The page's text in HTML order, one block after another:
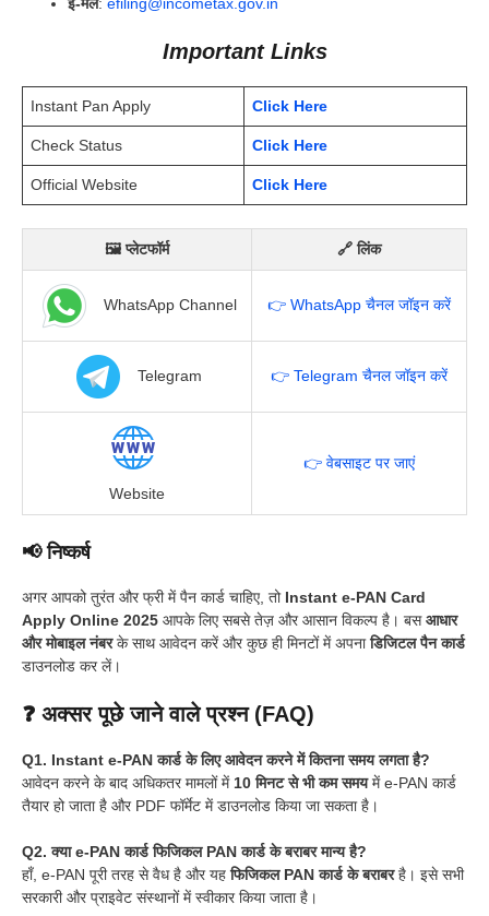
ई-मेल: efiling@incometax.gov.in
Important Links
Instant Pan Apply Click Here
Check Status Click Here
Official Website Click Here
🖼 प्लेटफॉर्म 🔗 लिंक
WhatsApp Channel 👉 WhatsApp चैनल जॉइन करें
Telegram 👉 Telegram चैनल जॉइन करें
Website
👉 वेबसाइट पर जाएं
📢 निष्कर्ष
अगर आपको तुरंत और फ्री में पैन कार्ड चाहिए, तो Instant e-PAN Card
Apply Online 2025 आपके लिए सबसे तेज़ और आसान विकल्प है। बसआधार
और मोबाइल नंबरके साथ आवेदन करें और कुछ ही मिनटों में अपनाडिजिटल पैन कार्ड
डाउनलोड कर लें।
❓ अक्सर पूछे जाने वाले प्रश्न (FAQ)
Q1. Instant e-PAN कार्ड के लिए आवेदन करने में कितना समय लगता है?
आवेदन करने के बाद अधिकतर मामलों में10 मिनट से भी कम समयमें e-PAN कार्ड
तैयार हो जाता है और PDF फॉर्मेट में डाउनलोड किया जा सकता है।
Q2. क्या e-PAN कार्ड फिजिकल PAN कार्ड के बराबर मान्य है?
हाँ, e-PAN पूरी तरह से वैध है और यहफिजिकल PAN कार्ड के बराबरहै। इसे सभी
सरकारी और प्राइवेट संस्थानों में स्वीकार किया जाता है।